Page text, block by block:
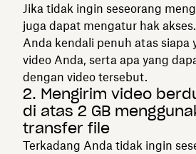
Jika tidak ingin seseorang
juga dapat mengatur hak
Anda kendali penuh atas siapa
video Anda, serta apa yang
dengan video tersebut.
2. Mengirim video
di atas 2 GB
transfer file
Terkadang Anda tidak ingin